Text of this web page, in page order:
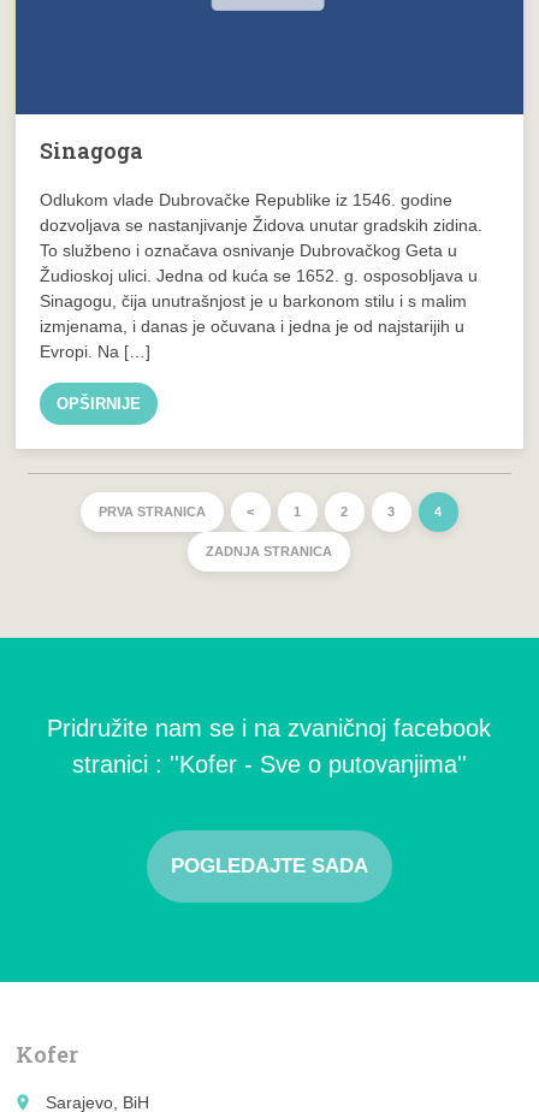
Sinagoga
Odlukom vlade Dubrovačke Republike iz 1546. godine
dozvoljava se nastanjivanje Židova unutar gradskih zidina.
To službeno i označava osnivanje Dubrovačkog Geta u
Žudioskoj ulici. Jedna od kuća se 1652. g. osposobljava u
Sinagogu, čija unutrašnjost je u barkonom stilu i s malim
izmjenama, i danas je očuvana i jedna je od najstarijih u
Evropi. Na […]
OPŠIRNIJE
PRVA STRANICA < 1 2 3 4
ZADNJA STRANICA
Pridružite nam se i na zvaničnoj facebook
stranici : ''Kofer - Sve o putovanjima''
POGLEDAJTE SADA
Kofer
place Sarajevo, BiH